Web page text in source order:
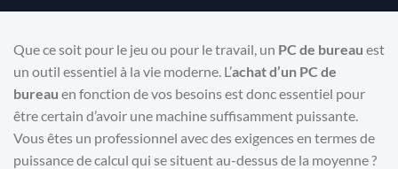
Que ce soit pour le jeu ou pour le travail, un PC de bureau est
un outil essentiel à la vie moderne. L’achat d’un PC de
bureau en fonction de vos besoins est donc essentiel pour
être certain d’avoir une machine suffisamment puissante.
Vous êtes un professionnel avec des exigences en termes de
puissance de calcul qui se situent au-dessus de la moyenne ?